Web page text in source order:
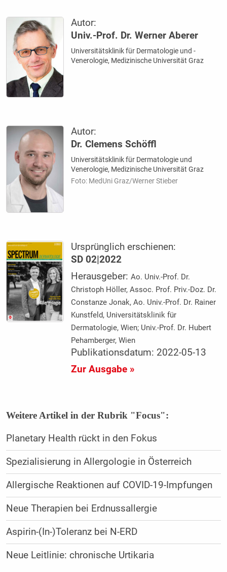
Autor:
Univ.-Prof. Dr. Werner Aberer
Universitätsklinik für Dermatologie und ­
Venerologie, Medizinische Universität Graz
Autor:
Dr. Clemens Schöffl
Universitätsklinik für Dermatologie und
Venerologie, Medizinische Universität Graz
Foto: MedUni Graz/Werner Stieber
Ursprünglich erschienen:
SD 02|2022
Herausgeber:Ao. Univ.-Prof. Dr.
Christoph Höller, Assoc. Prof. Priv.-Doz. Dr.
Constanze Jonak, Ao. Univ.-Prof. Dr. Rainer
Kunstfeld, Universitätsklinik für
Dermatologie, Wien; Univ.-Prof. Dr. Hubert
Pehamberger, Wien
Publikationsdatum: 2022-05-13
Zur Ausgabe »
Weitere Artikel in der Rubrik "Focus":
Planetary Health rückt in den Fokus
Spezialisierung in Allergologie in Österreich
Allergische Reaktionen auf COVID-19-Impfungen
Neue Therapien bei Erdnussallergie
Aspirin-(In-)Toleranz bei N-ERD
Neue Leitlinie: chronische Urtikaria